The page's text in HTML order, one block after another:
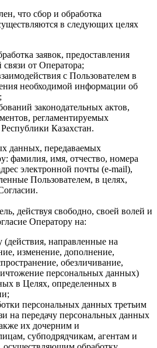
что сбор и обработка
в следующих целях
заявок, предоставления
связи от Оператора;
с Пользователем в
необходимой информации об
законодательных актов,
регламентируемых
Казахстан.
данных, передаваемых
фамилия, имя, отчество, номера
электронной почты (e-mail),
Пользователем, в целях,
действуя свободно, своей волей и
Оператору на:
(действия, направленные на
изменение, дополнение,
обезличивание,
персональных данных)
в Целях, определенных в
персональных данных третьим
на передачу персональных данных
их дочерним и
субподрядчикам, агентам и